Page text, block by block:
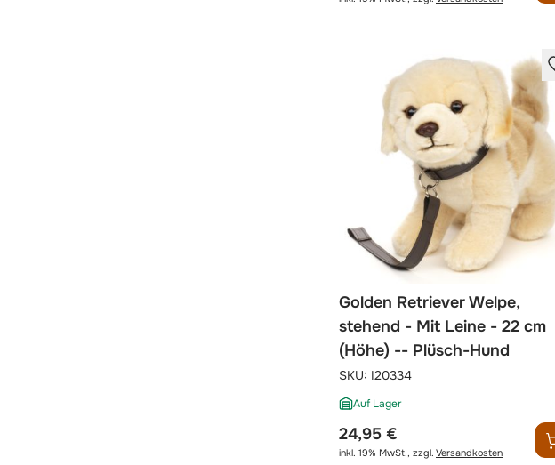
Golden Retriever Welpe,
stehend - Mit Leine - 22 cm
(Höhe) -- Plüsch-Hund
SKU: I20334
24,95 €
inkl. 19% MwSt., zzgl. Versandkosten
Auf Lager